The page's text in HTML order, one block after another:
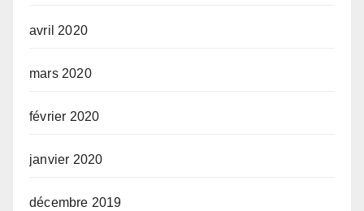
avril 2020
mars 2020
février 2020
janvier 2020
décembre 2019